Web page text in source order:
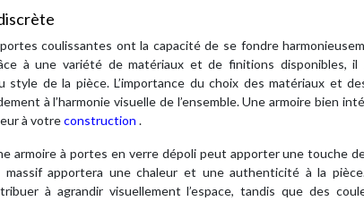
coulissantes ont la capacité de se fondre
à une variété de matériaux et de finitions disponibles,
style de la pièce. L’importance du choix des matériaux et
à l’harmonie visuelle de l’ensemble. Une armoire bien
à votreconstruction .
armoire à portes en verre dépoli peut apporter une touche
apportera une chaleur et une authenticité à la
à agrandir visuellement l’espace, tandis que des